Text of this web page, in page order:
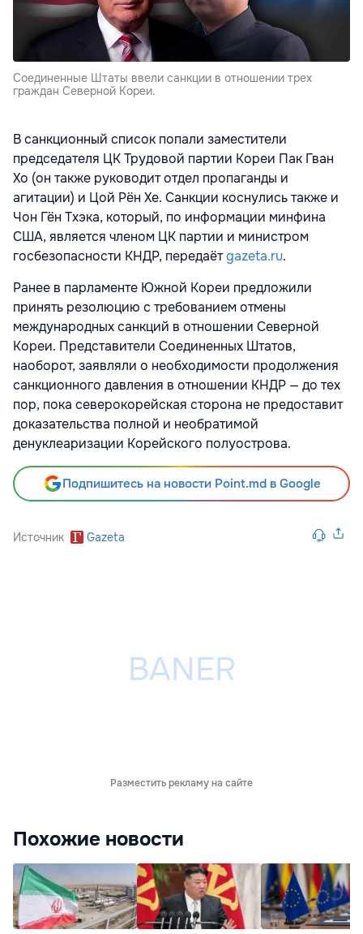
Соединенные Штаты ввели санкции в отношении трех
граждан Северной Кореи.
В санкционный список попали заместители
председателя ЦК Трудовой партии Кореи Пак Гван
Хо (он также руководит отдел пропаганды и
агитации) и Цой Рён Хе. Санкции коснулись также и
Чон Гён Тхэка, который, по информации минфина
США, является членом ЦК партии и министром
госбезопасности КНДР, передаётgazeta.ru.
Ранее в парламенте Южной Кореи предложили
принять резолюцию с требованием отмены
международных санкций в отношении Северной
Кореи. Представители Соединенных Штатов,
наоборот, заявляли о необходимости продолжения
санкционного давления в отношении КНДР — до тех
пор, пока северокорейская сторона не предоставит
доказательства полной и необратимой
денуклеаризации Корейского полуострова.
Подпишитесь на новости Point.md в Google
Источник Gazeta
Разместить рекламу на сайте
Похожие новости